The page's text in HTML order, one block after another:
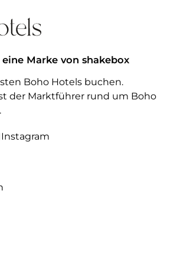
Marke von shakebox
Boho Hotels buchen.
der Marktführer rund um Boho
Instagram